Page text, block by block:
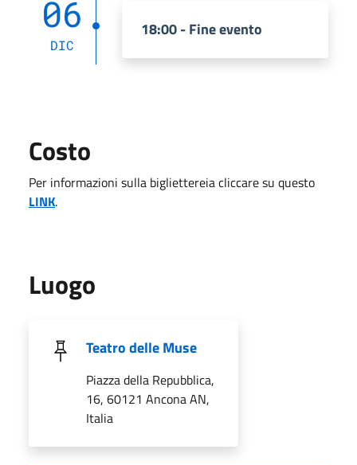
06
DIC
18:00 - Fine evento
Costo
Per informazioni sulla bigliettereia cliccare su questo
LINK.
Luogo
Teatro delle Muse
Piazza della Repubblica,
16, 60121 Ancona AN,
Italia